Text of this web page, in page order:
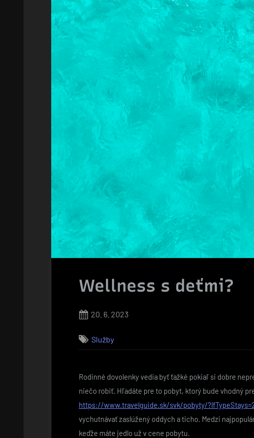
Wellness s deťmi?
Posted
20. 6. 2023
Služby
Rodinné dovolenky vedia byť ťažké pokiaľ si dobre
niečo robiť. Hľadáte pre to pobyt, ktorý bude vhodný
https://www.travelguide.sk/svk/pobyty/
vychutnávať zaslúžený oddych a ticho. Medzi
keďže máte jedlo už v cene pobytu.